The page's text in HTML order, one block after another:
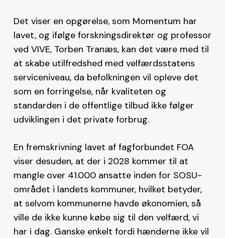
Det viser en opgørelse, som Momentum har
lavet, og ifølge forskningsdirektør og professor
ved VIVE, Torben Tranæs, kan det være med til
at skabe utilfredshed med velfærdsstatens
serviceniveau, da befolkningen vil opleve det
som en forringelse, når kvaliteten og
standarden i de offentlige tilbud ikke følger
udviklingen i det private forbrug.
En fremskrivning lavet af fagforbundet FOA
viser desuden, at der i 2028 kommer til at
mangle over 41.000 ansatte inden for SOSU-
området i landets kommuner, hvilket betyder,
at selvom kommunerne havde økonomien, så
ville de ikke kunne købe sig til den velfærd, vi
har i dag. Ganske enkelt fordi hænderne ikke vil